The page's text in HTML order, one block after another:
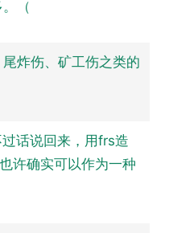
。（
许确实可以作为一种